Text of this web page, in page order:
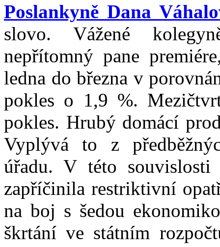
Poslankyně Dana
slovo. Vážené
nepřítomný pane
ledna do března v
pokles o 1,9 %.
pokles. Hrubý domácí
Vyplývá to z
úřadu. V této souvislosti
zapříčinila restriktivní
na boj s šedou
škrtání ve státním